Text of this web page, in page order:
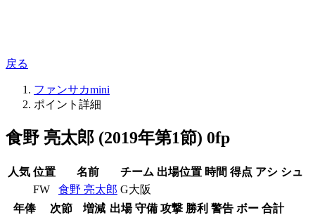
戻る
ファンサカmini
ポイント詳細
食野 亮太郎 (2019年第1節) 0fp
人気 位置 名前 チーム 出場位置 時間 得点 アシ シュ
FW
食野 亮太郎 G大阪
年俸
次節 増減 出場 守備 攻撃 勝利 警告 ボー 合計